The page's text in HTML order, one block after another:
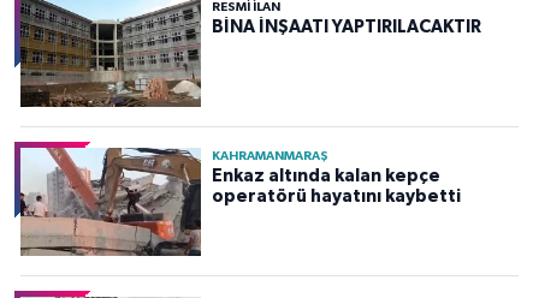
RESMİ İLAN
BİNA İNŞAATI YAPTIRILACAKTIR
KAHRAMANMARAŞ
Enkaz altında kalan kepçe
operatörü hayatını kaybetti